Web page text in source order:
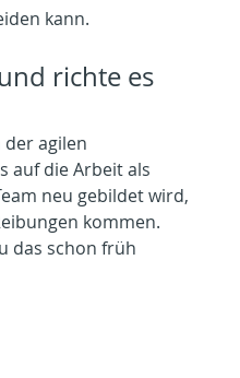
kann.
richte es
agilen
auf die Arbeit als
neu gebildet wird,
kommen.
das schon früh